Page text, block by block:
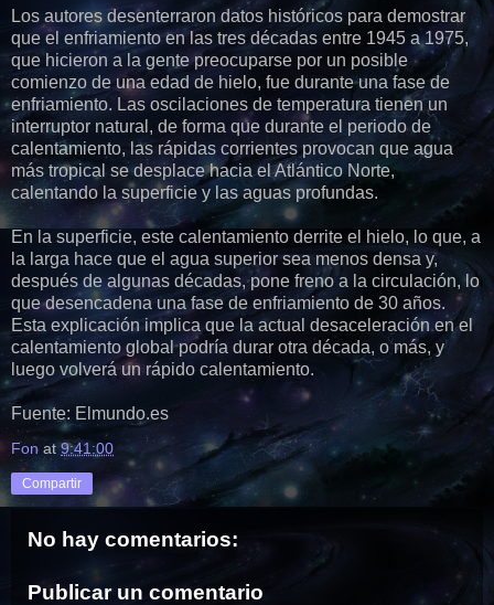
Los autores desenterraron datos históricos para demostrar
que el enfriamiento en las tres décadas entre 1945 a 1975,
que hicieron a la gente preocuparse por un posible
comienzo de una edad de hielo, fue durante una fase de
enfriamiento. Las oscilaciones de temperatura tienen un
interruptor natural, de forma que durante el periodo de
calentamiento, las rápidas corrientes provocan que agua
más tropical se desplace hacia el Atlántico Norte,
calentando la superficie y las aguas profundas.
En la superficie, este calentamiento derrite el hielo, lo que, a
la larga hace que el agua superior sea menos densa y,
después de algunas décadas, pone freno a la circulación, lo
que desencadena una fase de enfriamiento de 30 años.
Esta explicación implica que la actual desaceleración en el
calentamiento global podría durar otra década, o más, y
luego volverá un rápido calentamiento.
Fuente: Elmundo.es
Fon at 9:41:00
Compartir
No hay comentarios:
Publicar un comentario